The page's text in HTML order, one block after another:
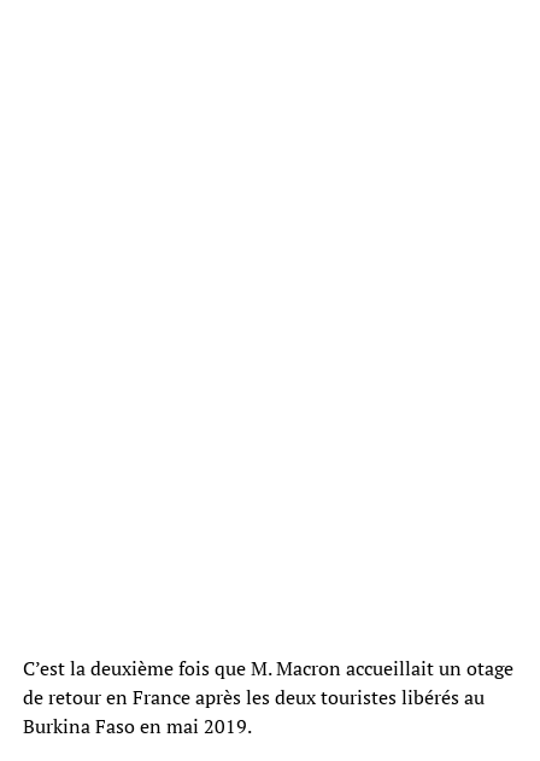
C’est la deuxième fois que M. Macron accueillait un otage
de retour en France après les deux touristes libérés au
Burkina Faso en mai 2019.